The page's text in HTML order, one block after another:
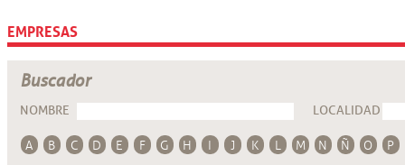
EMPRESAS
Buscador
NOMBRE LOCALIDAD
A B C D E F G H I J K L M N Ñ O P